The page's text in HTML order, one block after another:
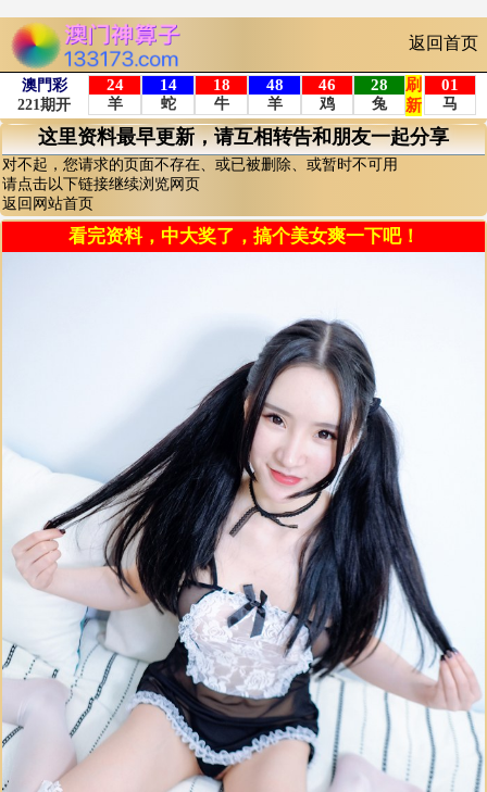
返回首页
这里资料最早更新，请互相转告和朋友一起分享
对不起，您请求的页面不存在、或已被删除、或暂时不可用
请点击以下链接继续浏览网页
返回网站首页
看完资料，中大奖了，搞个美女爽一下吧！